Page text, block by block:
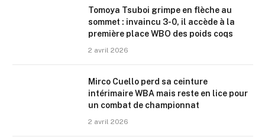
Tomoya Tsuboi grimpe en flèche au
sommet : invaincu 3-0, il accède à la
première place WBO des poids coqs
2 avril 2026
Mirco Cuello perd sa ceinture
intérimaire WBA mais reste en lice pour
un combat de championnat
2 avril 2026